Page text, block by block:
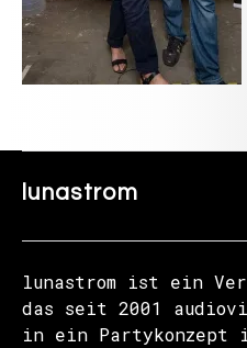
lunastrom
lunastrom ist ein
das seit 2001
in ein Partykonzept